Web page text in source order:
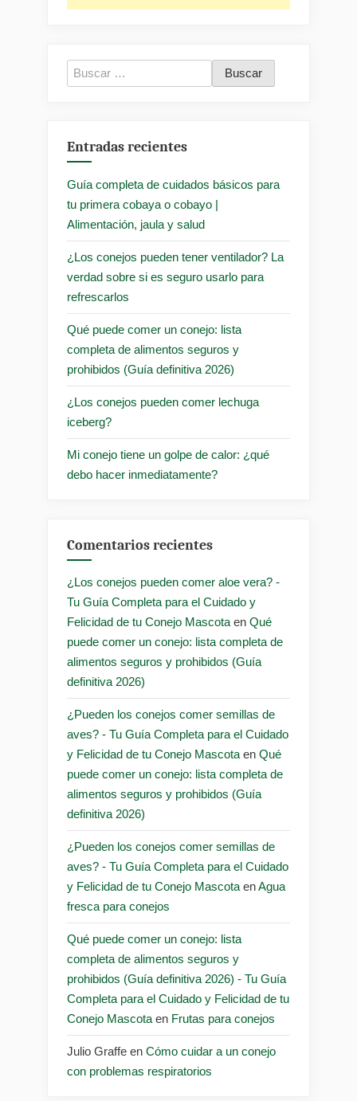
Buscar:
Entradas recientes
Guía completa de cuidados básicos para
tu primera cobaya o cobayo |
Alimentación, jaula y salud
¿Los conejos pueden tener ventilador? La
verdad sobre si es seguro usarlo para
refrescarlos
Qué puede comer un conejo: lista
completa de alimentos seguros y
prohibidos (Guía definitiva 2026)
¿Los conejos pueden comer lechuga
iceberg?
Mi conejo tiene un golpe de calor: ¿qué
debo hacer inmediatamente?
Comentarios recientes
¿Los conejos pueden comer aloe vera? -
Tu Guía Completa para el Cuidado y
Felicidad de tu Conejo Mascota en Qué
puede comer un conejo: lista completa de
alimentos seguros y prohibidos (Guía
definitiva 2026)
¿Pueden los conejos comer semillas de
aves? - Tu Guía Completa para el Cuidado
y Felicidad de tu Conejo Mascota en Qué
puede comer un conejo: lista completa de
alimentos seguros y prohibidos (Guía
definitiva 2026)
¿Pueden los conejos comer semillas de
aves? - Tu Guía Completa para el Cuidado
y Felicidad de tu Conejo Mascota enAgua
fresca para conejos
Qué puede comer un conejo: lista
completa de alimentos seguros y
prohibidos (Guía definitiva 2026) - Tu Guía
Completa para el Cuidado y Felicidad de tu
Conejo Mascota en Frutas para conejos
Julio Graffe en Cómo cuidar a un conejo
con problemas respiratorios